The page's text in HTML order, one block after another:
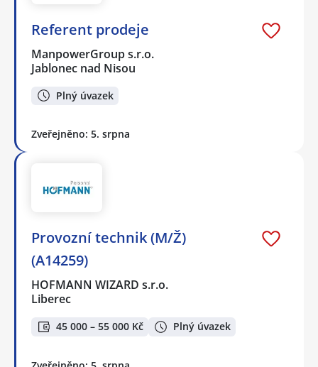
Referent prodeje
ManpowerGroup s.r.o.
Jablonec nad Nisou
Plný úvazek
Zveřejněno: 5. srpna
Provozní technik (M/Ž)
(A14259)
HOFMANN WIZARD s.r.o.
Liberec
45 000 – 55 000 Kč Plný úvazek